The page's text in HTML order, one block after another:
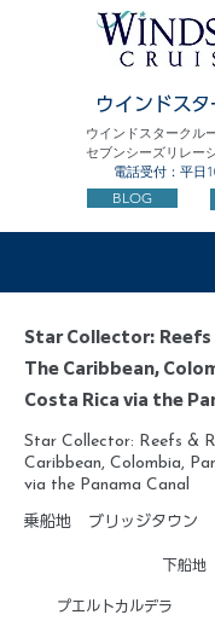
ウインドス
ウインドスタークル
セブンシーズリレー
電話受付：平日
BLOG
Star Collector:
The Caribbean,
Costa Rica via the
Star Collector: Reefs &
Caribbean, Colombia,
via the Panama Canal
乗船地 ブリッジタウン
下船地
プエルトカルデラ